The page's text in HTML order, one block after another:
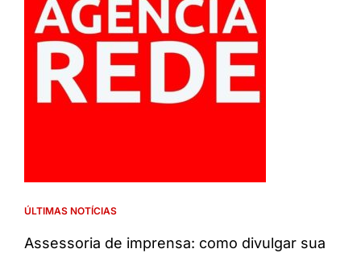
ÚLTIMAS NOTÍCIAS
Assessoria de imprensa: como divulgar sua